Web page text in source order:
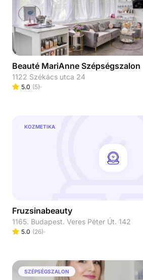
Beauté MariAnne Szépségszalon
1122 Székács utca 24
5.0 (5)
KOZMETIKA
Fruzsinabeauty
1165. Budapest. Veres Péter Út. 142
5.0 (26)
SZÉPSÉGSZALON